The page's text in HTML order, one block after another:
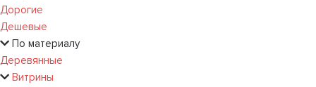
Дорогие
Дешевые
По материалу
Деревянные
Витрины